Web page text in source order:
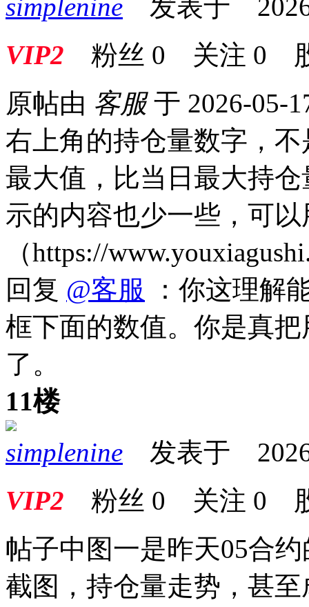
simplenine 发表于
VIP2 粉丝 0 关注 0
原帖由 客服于 2026-05-
右上角的持仓量数字，
最大值，比当日最大持
示的内容也少一些，可
（https://
回复 @客服 ：你这理解
框下面的数值。你是真
了。
11楼
simplenine 发表于
VIP2 粉丝 0 关注 0
帖子中图一是昨天05合
截图，持仓量走势，甚